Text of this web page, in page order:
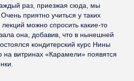
раз, приезжая сюда, мы
приятно учиться у таких
можно спросить какие-то
она, добавив, что в нынешней
кондитерский курс Нины
на витринах «Карамели» появятся